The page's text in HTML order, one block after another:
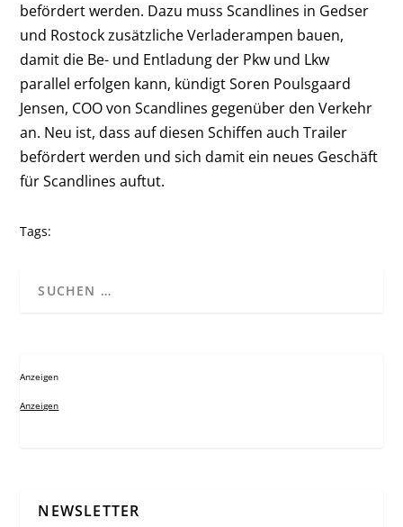
befördert werden. Dazu muss Scandlines in Gedser
und Rostock zusätzliche Verladerampen bauen,
damit die Be- und Entladung der Pkw und Lkw
parallel erfolgen kann, kündigt Soren Poulsgaard
Jensen, COO von Scandlines gegenüber den Verkehr
an. Neu ist, dass auf diesen Schiffen auch Trailer
befördert werden und sich damit ein neues Geschäft
für Scandlines auftut.
Tags:
Anzeigen
Anzeigen
NEWSLETTER